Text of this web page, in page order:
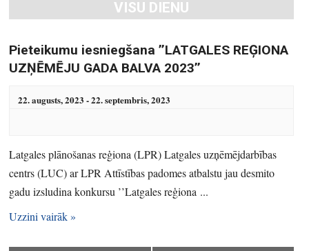
h
a
e
w
s
N
e
w
N
i
t
i
VISU DIENU
Pieteikumu iesniegšana ’’LATGALES REĢIONA
UZŅĒMĒJU GADA BALVA 2023’’
22. augusts, 2023 -22. septembris, 2023
Latgales plānošanas reģiona (LPR) Latgales uzņēmējdarbības
centrs (LUC) ar LPR Attīstības padomes atbalstu jau desmito
gadu izsludina konkursu ’’Latgales reģiona ...
Uzzini vairāk »